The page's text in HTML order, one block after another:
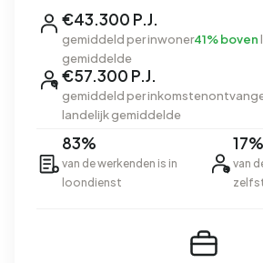
€43.300 P.J.
gemiddeld per inwoner41% boven
gemiddelde
€57.300 P.J.
gemiddeld per
landelijk gemiddelde
83%
van de werkenden is in
loondienst
17%
van